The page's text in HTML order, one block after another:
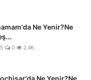
Ne Yenir?Ne
0 2.4K
Ne Yenir?Ne